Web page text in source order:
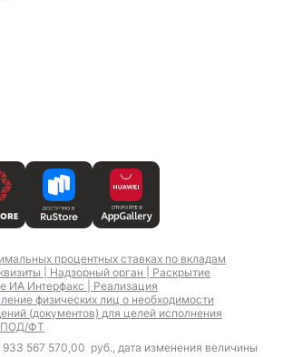
процентных ставках по вкладам
| Надзорный орган | Раскрытие
ИА Интерфакс | Реализация
физических лиц о необходимости
(документов) для целей исполнения
ПОД/ФТ
567 570,00 руб., дата изменения величины